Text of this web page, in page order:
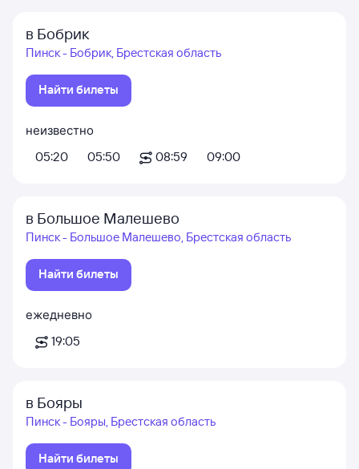
в Бобрик
Пинск - Бобрик, Брестская область
Найти билеты
неизвестно
05:20
05:50 08:59 09:00
в Большое Малешево
Пинск - Большое Малешево, Брестская область
Найти билеты
ежедневно
19:05
в Бояры
Пинск - Бояры, Брестская область
Найти билеты